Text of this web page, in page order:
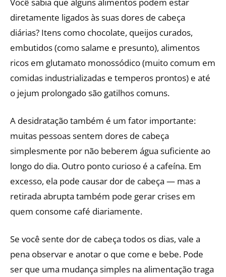
Você sabia que alguns alimentos podem estar
diretamente ligados às suas dores de cabeça
diárias? Itens como chocolate, queijos curados,
embutidos (como salame e presunto), alimentos
ricos em glutamato monossódico (muito comum em
comidas industrializadas e temperos prontos) e até
o jejum prolongado são gatilhos comuns.
A desidratação também é um fator importante:
muitas pessoas sentem dores de cabeça
simplesmente por não beberem água suficiente ao
longo do dia. Outro ponto curioso é a cafeína. Em
excesso, ela pode causar dor de cabeça — mas a
retirada abrupta também pode gerar crises em
quem consome café diariamente.
Se você sente dor de cabeça todos os dias, vale a
pena observar e anotar o que come e bebe. Pode
ser que uma mudança simples na alimentação traga